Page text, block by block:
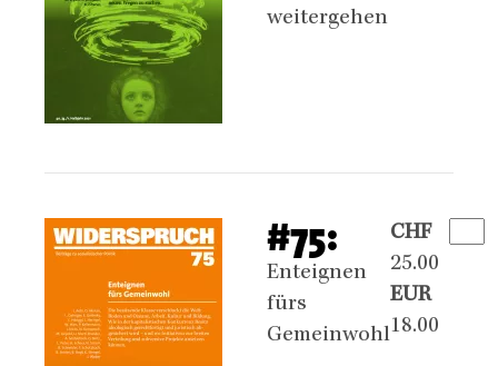
weitergehen
#75:
Enteignen
fürs
Gemeinwohl
CHF
25.00
EUR
18.00